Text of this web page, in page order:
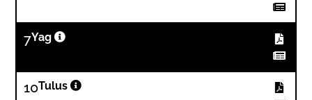
7Yag
10Tulus